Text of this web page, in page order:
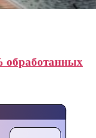
обработанных